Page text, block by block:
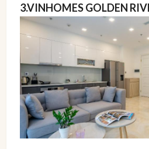
3.VINHOMES GOLDEN